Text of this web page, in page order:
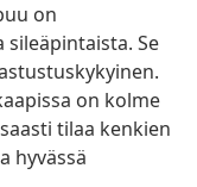
on
Se
on kolme
tilaa kenkien
hyvässä